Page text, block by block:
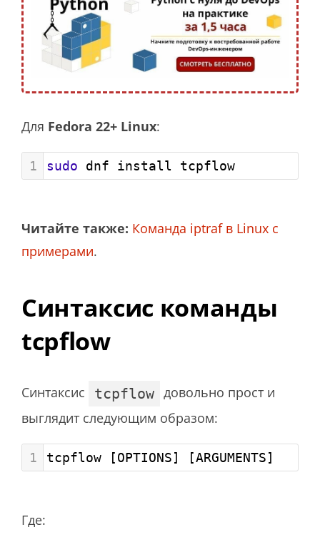
Для Fedora 22+ Linux:
1 sudo dnf install tcpflow
Читайте также: Команда iptraf в Linux с
примерами.
Синтаксис команды
tcpflow
Синтаксис tcpflow довольно прост и
выглядит следующим образом:
1 tcpflow [OPTIONS] [ARGUMENTS]
Где: